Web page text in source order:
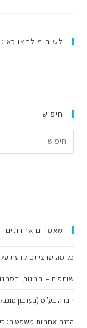
לשיתוף לחצו כאן:
חיפוש
מאמרים אחרונים
כל מה שרציתם לדעת על
שותפות – יתרונות
חברה בע"מ (בערבון
הבנת אחריות משפטית: